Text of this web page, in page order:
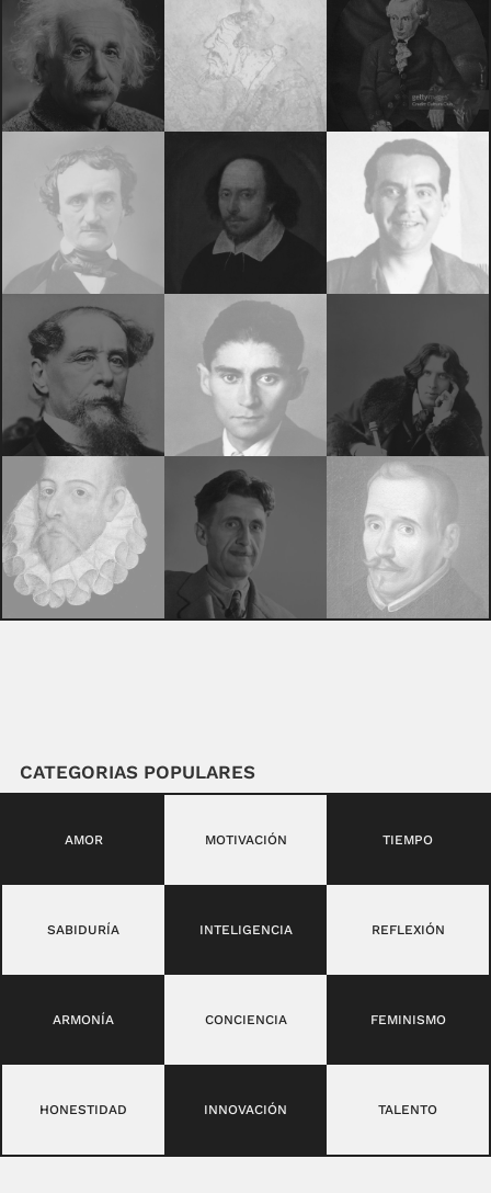
CATEGORIAS POPULARES
AMOR MOTIVACIÓN TIEMPO
SABIDURÍA INTELIGENCIA REFLEXIÓN
ARMONÍA CONCIENCIA FEMINISMO
HONESTIDAD INNOVACIÓN TALENTO